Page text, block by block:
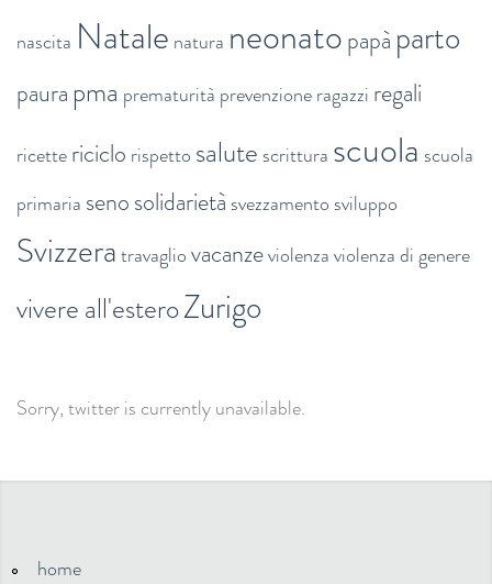
nascita Natale natura neonatopapà parto
paura pma prematurità prevenzioneragazzi regali
ricettericiclo rispetto salute scrittura scuola scuola
primaria senosolidarietà svezzamento sviluppo
Svizzeratravagliovacanzeviolenzaviolenza di genere
vivere all'esteroZurigo
Sorry, twitter is currently unavailable.
home